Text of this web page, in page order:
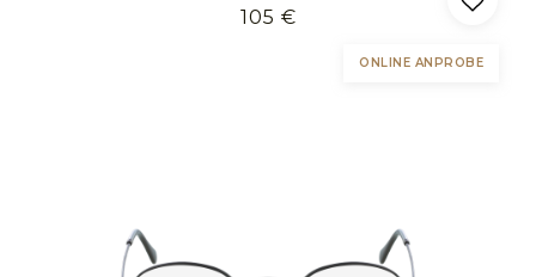
105 €
ONLINE ANPROBE